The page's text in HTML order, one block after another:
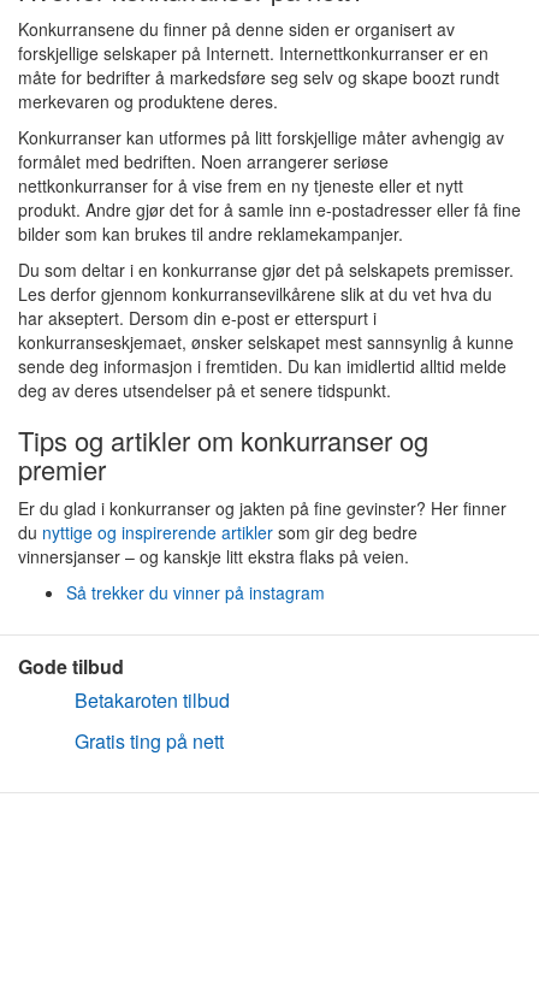
Konkurransene du finner på denne siden er organisert av
forskjellige selskaper på Internett. Internettkonkurranser er en
måte for bedrifter å markedsføre seg selv og skape boozt rundt
merkevaren og produktene deres.
Konkurranser kan utformes på litt forskjellige måter avhengig av
formålet med bedriften. Noen arrangerer seriøse
nettkonkurranser for å vise frem en ny tjeneste eller et nytt
produkt. Andre gjør det for å samle inn e-postadresser eller få fine
bilder som kan brukes til andre reklamekampanjer.
Du som deltar i en konkurranse gjør det på selskapets premisser.
Les derfor gjennom konkurransevilkårene slik at du vet hva du
har akseptert. Dersom din e-post er etterspurt i
konkurranseskjemaet, ønsker selskapet mest sannsynlig å kunne
sende deg informasjon i fremtiden. Du kan imidlertid alltid melde
deg av deres utsendelser på et senere tidspunkt.
Tips og artikler om konkurranser og
premier
Er du glad i konkurranser og jakten på fine gevinster? Her finner
du nyttige og inspirerende artikler som gir deg bedre
vinnersjanser – og kanskje litt ekstra flaks på veien.
Så trekker du vinner på instagram
Gode tilbud
Betakaroten tilbud
Gratis ting på nett